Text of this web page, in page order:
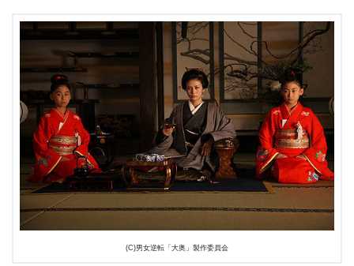
(C)男女逆転「大奥」製作委員会